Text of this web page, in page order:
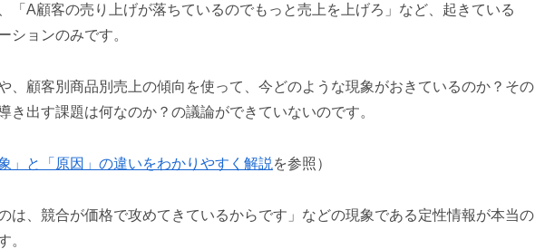
「A顧客の売り上げが落ちているのでもっと売上を上げろ」など、起きている
ションのみです。
、顧客別商品別売上の傾向を使って、今どのような現象がおきているのか？その
き出す課題は何なのか？の議論ができていないのです。
象」と「原因」の違いをわかりやすく解説 を参照）
は、競合が価格で攻めてきているからです」などの現象である定性情報が本当の
。